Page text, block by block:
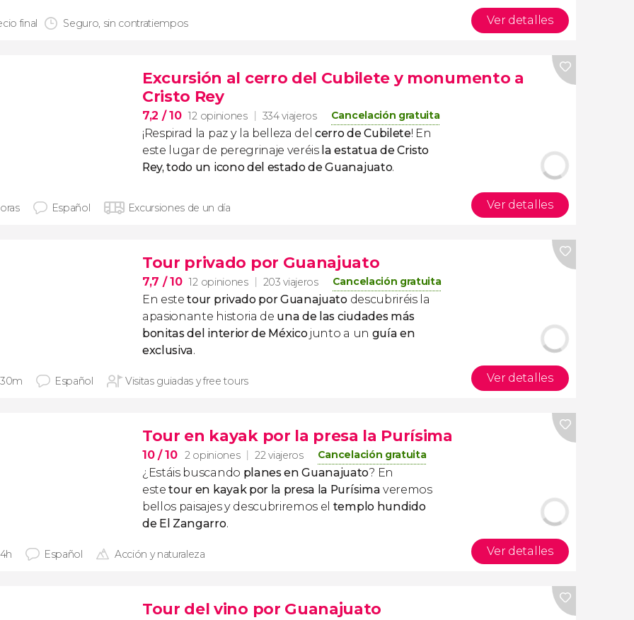
final Seguro, sin contratiempos Ver detalles
Excursión al cerro del Cubilete y monumento a
Cristo Rey
7,2 / 10 12 opiniones 334 viajeros Cancelación gratuita
¡Respirad la paz y la belleza delcerro de Cubilete! En
este lugar de peregrinaje veréis la estatua de Cristo
Rey, todo un icono del estado de Guanajuato.
Español Excursiones de un día Ver detalles
Tour privado por Guanajuato
7,7 / 10 12 opiniones 203 viajeros Cancelación gratuita
En estetour privado por Guanajuatodescubriréis la
apasionante historia de una de las ciudades más
bonitas del interior de México junto a un guía en
exclusiva.
Español Visitas guiadas y free tours Ver detalles
Tour en kayak por la presa la Purísima
10/ 10 2 opiniones 22 viajeros Cancelación gratuita
¿Estáis buscando planes en Guanajuato? En
estetour en kayak por la presa la Purísima veremos
bellos paisajes y descubriremos el templo hundido
de El Zangarro.
Español Acción y naturaleza Ver detalles
Tour del vino por Guanajuato